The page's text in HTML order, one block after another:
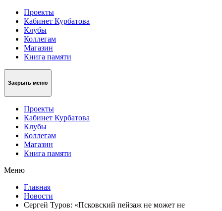
Проекты
Кабинет Курбатова
Клубы
Коллегам
Магазин
Книга памяти
Закрыть меню
Проекты
Кабинет Курбатова
Клубы
Коллегам
Магазин
Книга памяти
Меню
Главная
Новости
Сергей Туров: «Псковский пейзаж не может не